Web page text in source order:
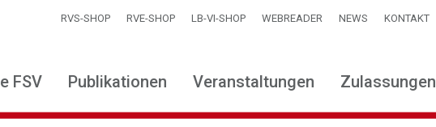
RVS-SHOP RVE-SHOP LB-VI-SHOP WEBREADER NEWS KONTAKT
FSV Publikationen Veranstaltungen Zulassungen